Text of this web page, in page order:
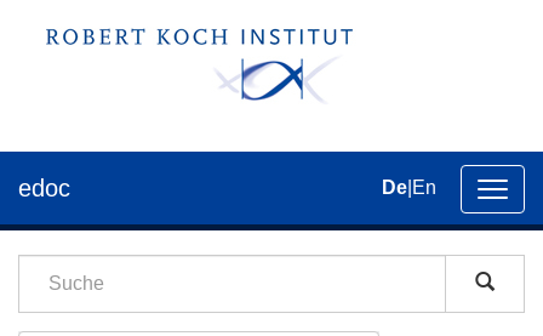
der
edoc De En